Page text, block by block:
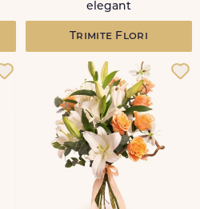
elegant
Trimite Flori